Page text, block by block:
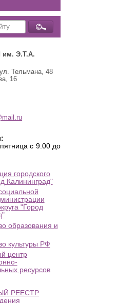
Э.Т.А.
Тельмана, 48
16
с 9.00 до
городского
Калининград"
"Город
образования и
культуры РФ
центр
ресурсов
РЕЕСТР